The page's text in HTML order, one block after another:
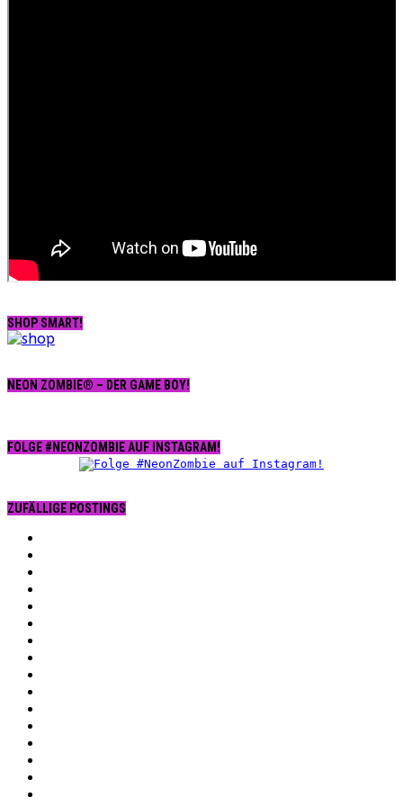
SHOP SMART!
NEON ZOMBIE® – DER GAME BOY!
FOLGE #NEONZOMBIE AUF INSTAGRAM!
ZUFÄLLIGE POSTINGS